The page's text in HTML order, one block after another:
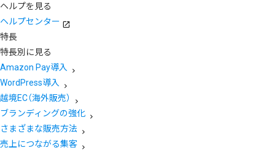
ヘルプを見る
ヘルプセンター
特長
特長別に見る
Amazon Pay導入
WordPress導入
越境EC（海外販売）
ブランディングの強化
さまざまな販売方法
売上につながる集客